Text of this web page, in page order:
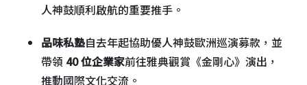
人神鼓順利啟航的重要推手。
品味私塾自去年起協助優人神鼓歐洲巡演募款，並
帶領 40 位企業家前往雅典觀賞《金剛心》演出，
推動國際文化交流。